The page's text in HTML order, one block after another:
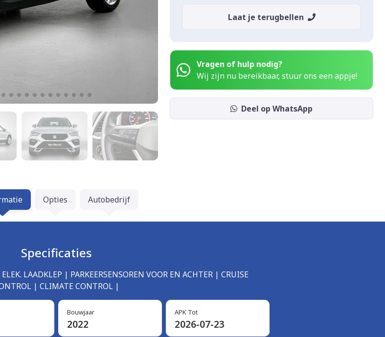
Laat je terugbellen
Vragen of hulp nodig?
Wij zijn nu bereikbaar, stuur ons een appje!
Deel op WhatsApp
Opties Autobedrijf
Specificaties
LAADKLEP | PARKEERSENSOREN VOOR EN ACHTER | CRUISE
| CLIMATE CONTROL |
Bouwjaar
2022
APK Tot
2026-07-23